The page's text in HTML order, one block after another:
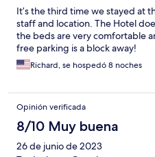
It’s the third time we stayed at
staff and location. The Hotel
the beds are very comfortable
free parking is a block away!
Richard, se hospedó 8 noches
Opinión verificada
8/10 Muy buena
26 de junio de 2023